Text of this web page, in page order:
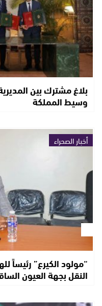
بلاغ مشترك بين
وسيط المملكة
أخبار الصحراء
“مولود الكيرع” رئيساً
النقل بجهة العيون